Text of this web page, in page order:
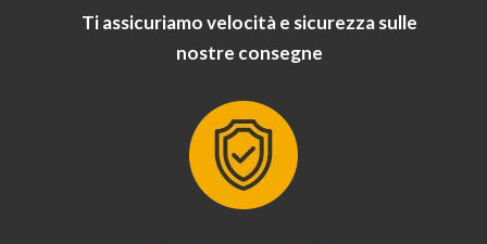
Ti assicuriamo velocità e sicurezza sulle
nostre consegne